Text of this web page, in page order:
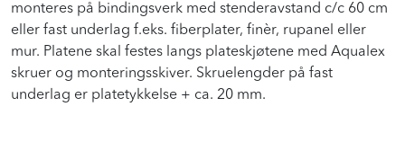
monteres på bindingsverk med stenderavstand c/c 60 cm
eller fast underlag f.eks. fiberplater, finèr, rupanel eller
mur. Platene skal festes langs plateskjøtene med Aqualex
skruer og monteringsskiver. Skruelengder på fast
underlag er platetykkelse + ca. 20 mm.